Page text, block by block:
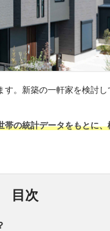
。新築の一軒家を検討
の統計データをもとに
目次